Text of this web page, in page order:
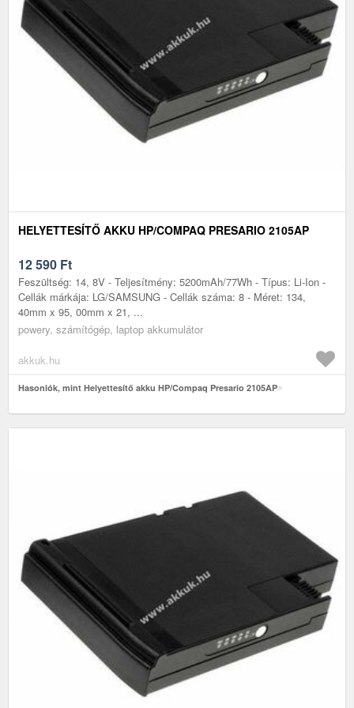
HELYETTESÍTŐ AKKU HP/COMPAQ PRESARIO 2105AP
12 590 Ft
Feszültség: 14, 8V - Teljesítmény: 5200mAh/77Wh - Típus: Li-Ion -
Cellák márkája: LG/SAMSUNG - Cellák száma: 8 - Méret: 134,
40mm x 95, 00mm x 21, ...
powery, számítógép, laptop akkumulátor
akkuk.hu
Hasonlók, mint Helyettesítő akku HP/Compaq Presario 2105AP